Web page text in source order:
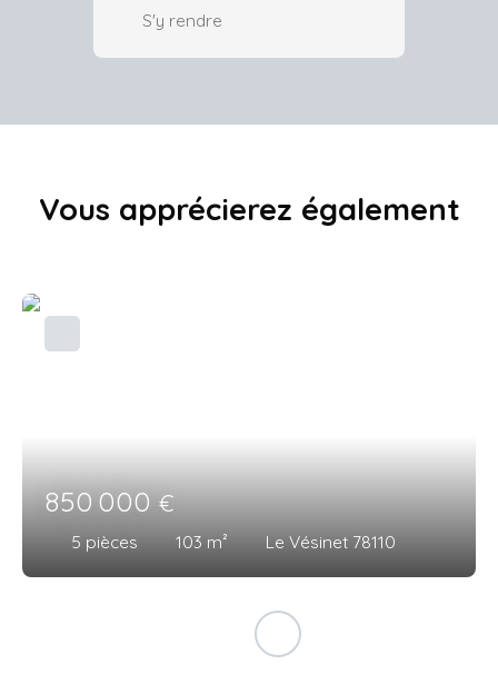
S'y rendre
Vous apprécierez également
850 000€
5 pièces 103 m² Le Vésinet 78110